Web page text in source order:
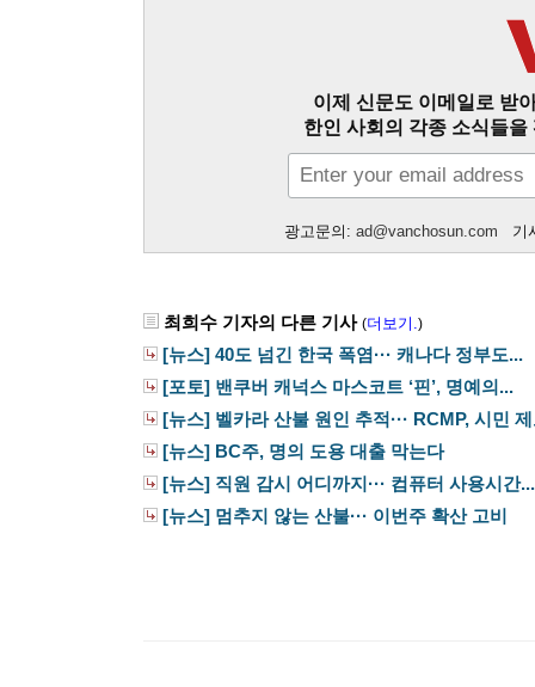
이제 신문도 이메일로 받
한인 사회의 각종 소식들
광고문의: ad@vanchosun.com 기
최희수 기자의 다른 기사 (더보기.)
[뉴스] 40도 넘긴 한국 폭염··· 캐나다 정부도...
[포토] 밴쿠버 캐넉스 마스코트 ‘핀’, 명예의...
[뉴스] 벨카라 산불 원인 추적··· RCMP, 시민
[뉴스] BC주, 명의 도용 대출 막는다
[뉴스] 직원 감시 어디까지··· 컴퓨터 사용시간...
[뉴스] 멈추지 않는 산불··· 이번주 확산 고비